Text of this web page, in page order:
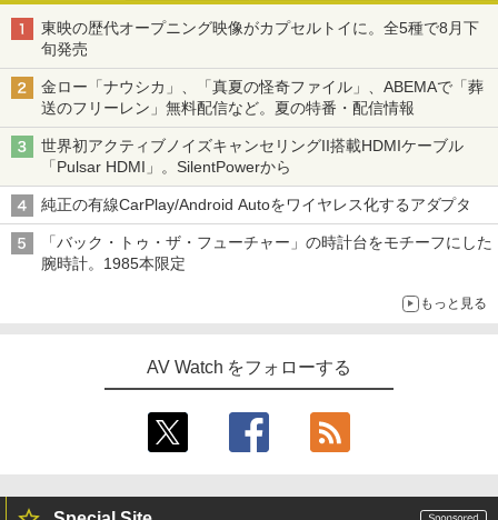
東映の歴代オープニング映像がカプセルトイに。全5種で8月下
旬発売
金ロー「ナウシカ」、「真夏の怪奇ファイル」、ABEMAで「葬
送のフリーレン」無料配信など。夏の特番・配信情報
世界初アクティブノイズキャンセリングII搭載HDMIケーブル
「Pulsar HDMI」。SilentPowerから
純正の有線CarPlay/Android Autoをワイヤレス化するアダプタ
「バック・トゥ・ザ・フューチャー」の時計台をモチーフにした
腕時計。1985本限定
もっと見る
AV Watch をフォローする